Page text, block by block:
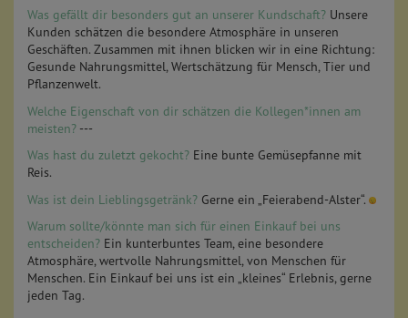
Was gefällt dir besonders gut an unserer Kundschaft? Unsere
Kunden schätzen die besondere Atmosphäre in unseren
Geschäften. Zusammen mit ihnen blicken wir in eine Richtung:
Gesunde Nahrungsmittel, Wertschätzung für Mensch, Tier und
Pflanzenwelt.
Welche Eigenschaft von dir schätzen die Kollegen*innen am
meisten? ---
Was hast du zuletzt gekocht? Eine bunte Gemüsepfanne mit
Reis.
Was ist dein Lieblingsgetränk? Gerne ein „Feierabend-Alster“.
Warum sollte/könnte man sich für einen Einkauf bei uns
entscheiden? Ein kunterbuntes Team, eine besondere
Atmosphäre, wertvolle Nahrungsmittel, von Menschen für
Menschen. Ein Einkauf bei uns ist ein „kleines“ Erlebnis, gerne
jeden Tag.